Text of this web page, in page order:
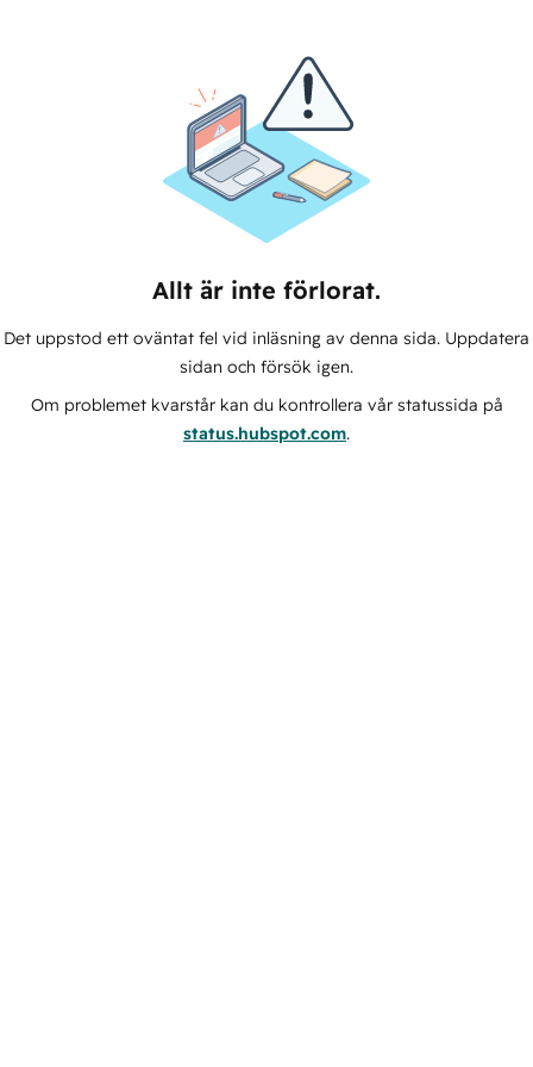
Allt är inte förlorat.
Det uppstod ett oväntat fel vid inläsning av denna sida. Uppdatera
sidan och försök igen.
Om problemet kvarstår kan du kontrollera vår statussida på
status.hubspot.com.